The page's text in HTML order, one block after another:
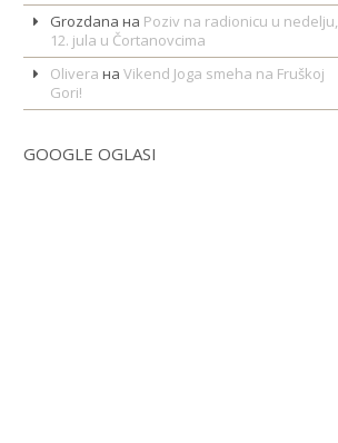
Grozdana на Poziv na radionicu u nedelju,
12. jula u Čortanovcima
Olivera наVikend Joga smeha na Fruškoj
Gori!
GOOGLE OGLASI